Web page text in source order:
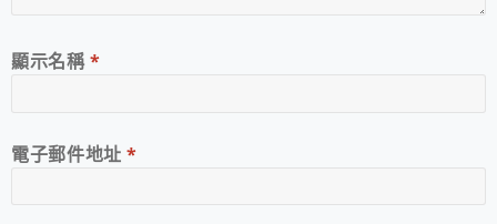
顯示名稱*
電子郵件地址*